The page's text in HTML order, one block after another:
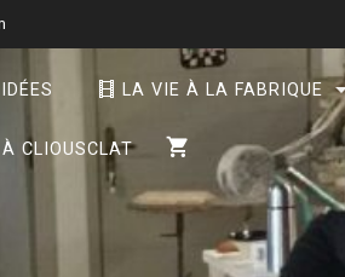
LA VIE À LA FABRIQUE
CLIOUSCLAT